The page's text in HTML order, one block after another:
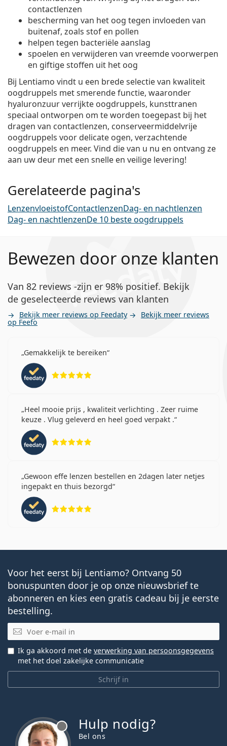
contactlenzen
bescherming van het oog tegen invloeden van
buitenaf, zoals stof en pollen
helpen tegen bacteriële aanslag
spoelen en verwijderen van vreemde voorwerpen
en giftige stoffen uit het oog
Bij Lentiamo vindt u een brede selectie van kwaliteit
oogdruppels met smerende functie, waaronder
hyaluronzuur verrijkte oogdruppels, kunsttranen
speciaal ontworpen om te worden toegepast bij het
dragen van contactlenzen, conserveermiddelvrije
oogdruppels voor delicate ogen, verzachtende
oogdruppels en meer. Vind die van u nu en ontvang ze
aan uw deur met een snelle en veilige levering!
Gerelateerde pagina's
LenzenvloeistofContactlenzenDag- en nachtlenzen
Dag- en nachtlenzenDe 10 beste oogdruppels
Bewezen door onze klanten
Van 82 reviews -zijn er 98% positief. Bekijk
de geselecteerde reviews van klanten
Bekijk meer reviews op Feedaty Bekijk meer reviews
op Feefo
Gemakkelijk te bereiken
Heel mooie prijs , kwaliteit verlichting . Zeer ruime
keuze . Vlug geleverd en heel goed verpakt .
Gewoon effe lenzen bestellen en 2dagen later netjes
ingepakt en thuis bezorgd
Voor het eerst bij Lentiamo? Ontvang 50
bonuspunten door je op onze nieuwsbrief te
abonneren en kies een gratis cadeau bij je eerste
bestelling.
E-mail
Schrijf in
Ik ga akkoord met de verwerking van persoonsgegevens
met het doel zakelijke communicatie
Hulp nodig?
Bel ons